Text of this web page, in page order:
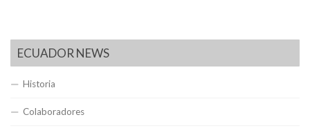
ECUADOR NEWS
Historia
Colaboradores